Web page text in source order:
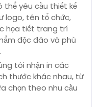
thể yêu cầu thiết kế
logo, tên tổ chức,
họa tiết trang trí
độc đáo và phù
tôi nhận in các
thước khác nhau, từ
chọn theo nhu cầu